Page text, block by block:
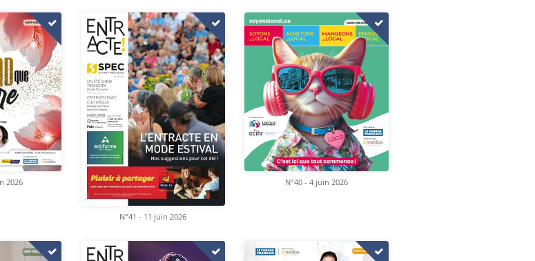
2026
N°41 - 11 juin 2026
N°40 - 4 juin 2026